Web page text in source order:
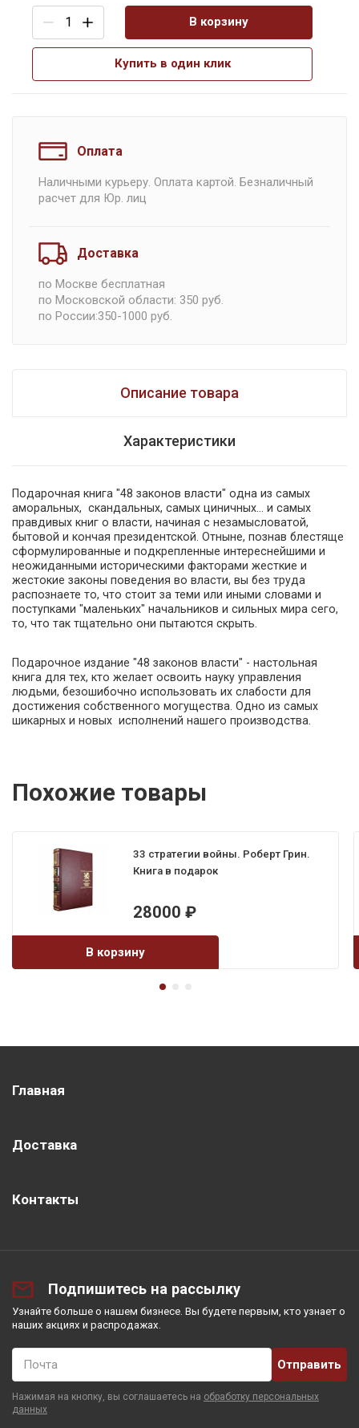
В корзину
Купить в один клик
Описание товара
Характеристики
Подарочная книга "48 законов власти" одна из самых
аморальных, скандальных, самых циничных... и самых
правдивых книг о власти, начиная с незамысловатой,
бытовой и кончая президентской. Отныне, познав блестяще
сформулированные и подкрепленные интереснейшими и
неожиданными историческими факторами жесткие и
жестокие законы поведения во власти, вы без труда
распознаете то, что стоит за теми или иными словами и
поступками "маленьких" начальников и сильных мира сего,
то, что так тщательно они пытаются скрыть.
Подарочное издание "48 законов власти" - настольная
книга для тех, кто желает освоить науку управления
людьми, безошибочно использовать их слабости для
достижения собственного могущества. Одно из самых
шикарных и новых исполнений нашего производства.
Оплата
Наличными курьеру. Оплата картой. Безналичный
расчет для Юр. лиц
Доставка
по Москве бесплатная
по Московской области: 350 руб.
по России:350-1000 руб.
Похожие товары
28000 ₽
33 стратегии войны. Роберт Грин.
Книга в подарок
Главная
Доставка
Контакты
Подпишитесь на рассылку
Узнайте больше о нашем бизнесе. Вы будете первым, кто узнает о
наших акциях и распродажах.
Почта
Нажимая на кнопку, вы соглашаетесь на обработку персональных
данных